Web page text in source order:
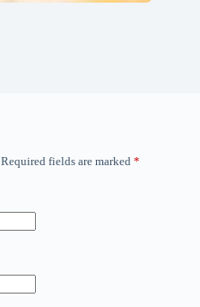
Required fields are marked *